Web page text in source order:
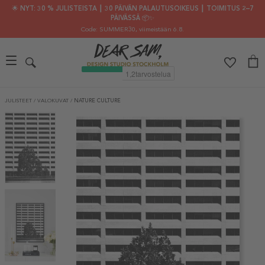
🌟 NYT: 30 % JULISTEISTA ┃ 30 PÄIVÄN PALAUTUSOIKEUS ┃ TOIMITUS 2–7
PÄIVÄSSÄ 📦✨
Code: SUMMER30, viimeistään 6.8.
JULISTEET / VALOKUVAT / NATURE CULTURE